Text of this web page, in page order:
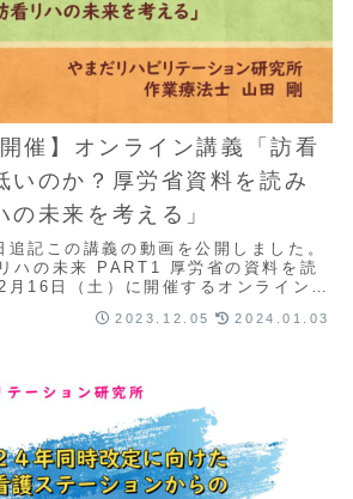
催】オンライン講義「訪看
いのか？厚労省資料を読み
の未来を考える」
記この講義の動画を公開しました。
ハの未来 PART1 厚労省の資料を読
16日（土）に開催するオンライン講
2023.12.05 2024.01.03